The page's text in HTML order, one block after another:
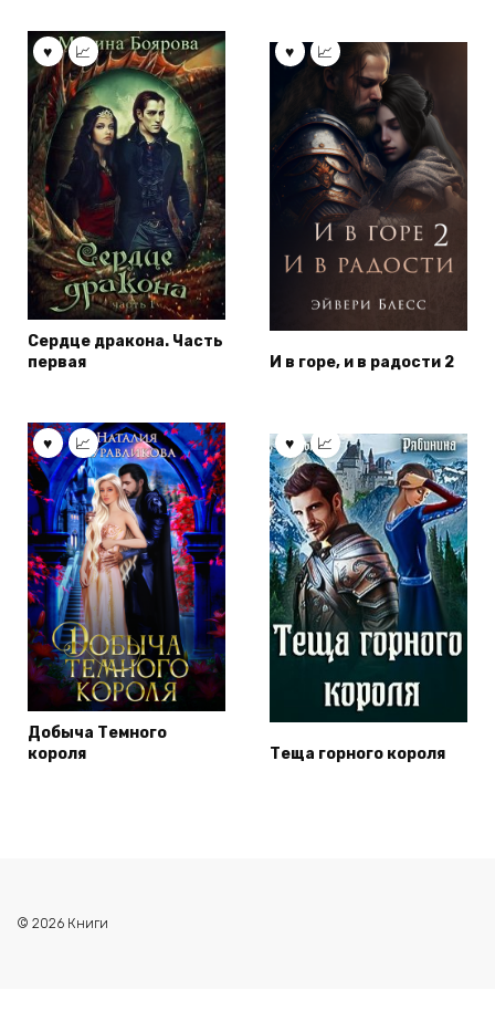
Сердце дракона. Часть
первая
И в горе, и в радости 2
Добыча Темного
короля
Теща горного короля
© 2026 Книги